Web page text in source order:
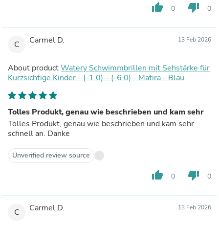
thumb_up 0 thumb_down 0
C Carmel D. 13 Feb 2026
About productWatery Schwimmbrillen mit Sehstärke für
Kurzsichtige Kinder - (-1.0) – (-6.0) - Matira - Blau
Tolles Produkt, genau wie beschrieben und kam sehr
Tolles Produkt, genau wie beschrieben und kam sehr
schnell an. Danke
Unverified review source
thumb_up 0 thumb_down 0
C Carmel D. 13 Feb 2026